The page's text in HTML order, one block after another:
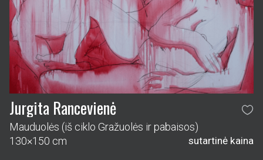
Jurgita Rancevienė
Mauduolės (iš ciklo Gražuolės ir pabaisos)
130×150 cm
sutartinė kaina